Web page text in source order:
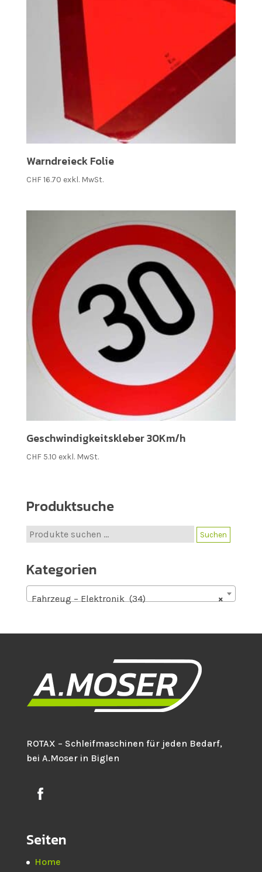
Warndreieck Folie
CHF16.70 exkl. MwSt.
Geschwindigkeitskleber 30Km/h
CHF5.10 exkl. MwSt.
Produktsuche
Suche
nach:
Suchen
Kategorien
×
Fahrzeug – Elektronik (34)
ROTAX – Schleifmaschinen für jeden Bedarf,
bei A.Moser in Biglen
Seiten
Home